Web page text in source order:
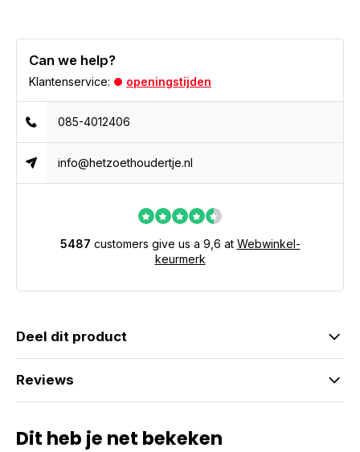
Can we help?
Klantenservice: openingstijden
085-4012406
info@hetzoethoudertje.nl
5487 customers give us a 9,6 at Webwinkel-
keurmerk
Deel dit product
Reviews
Dit heb je net bekeken